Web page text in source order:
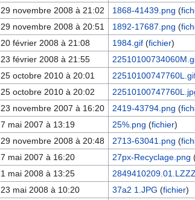
29 novembre 2008 à 21:02
1868-41439.png (
29 novembre 2008 à 20:51
1892-17687.png (
20 février 2008 à 21:08
1984.gif(fichier)
23 février 2008 à 21:55
25 octobre 2010 à 20:01
25 octobre 2010 à 20:02
23 novembre 2007 à 16:20
2419-43794.png (
7 mai 2007 à 13:19
25%.png (fichier)
29 novembre 2008 à 20:48
2713-63041.png (
7 mai 2007 à 16:20
27px-Recyclage.png
1 mai 2008 à 13:25
23 mai 2008 à 10:20
37a2 1.JPG (fichier)